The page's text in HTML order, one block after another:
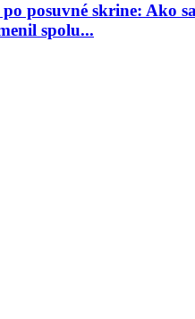
posuvné skrine: Ako
spolu...